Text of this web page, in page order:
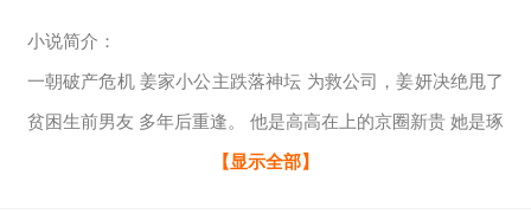
小说简介：
一朝破产危机 姜家小公主跌落神坛 为救公司，姜妍决绝甩了
贫困生前男友 多年后重逢。 他是高高在上的京圈新贵 她是琢
磨着嫁给傻子来获取资金的落魄小姐 他掐住她的下颌笑的淡
【显示全部】